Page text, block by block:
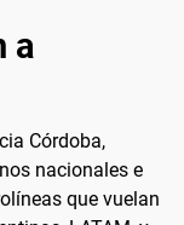
a
Córdoba,
nacionales e
que vuelan